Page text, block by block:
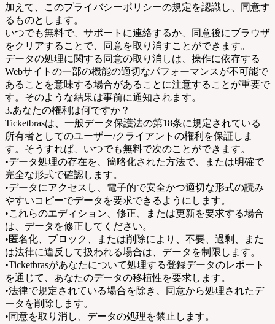
加えて、このプライバシーポリシーの規定を認識し、同意す
るものとします。
いつでも無料で、サポートに連絡するか、同意後にブラウザ
をクリアすることで、同意を取り消すことができます。
データの処理に関する同意の取り消しは、操作に依存する
Webサイトの一部の機能の適切なパフォーマンスが不可能で
あることを意味する場合があることに注意することが重要で
す。そのような結果は事前に通知されます。
3.あなたの権利は何ですか？
Ticketbrasは、一般データ保護法の第18条に規定されている
所有者としてのユーザー/クライアントの権利を保証しま
す。そうすれば、いつでも無料で次のことができます。
•データ処理の存在を、簡略化された方法で、または明確で
完全な形式で確認します。
•データにアクセスし、電子的で安全かつ適切な形式の読み
やすいコピーでデータを要求できるようにします。
•これらのエディション、修正、または更新を要求する場合
は、データを修正してください。
•匿名化、ブロック、または削除により、不要、過剰、また
は法律に違反して扱われる場合は、データを制限します。
•Ticketbrasがあなたについて処理する登録データのレポート
を通じて、あなたのデータの移植性を要求します。
•法律で規定されている場合を除き、同意から処理されたデ
ータを削除します。
•同意を取り消し、データの処理を禁止します。